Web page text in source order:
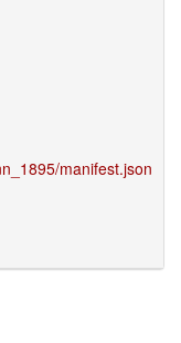
manifest.json